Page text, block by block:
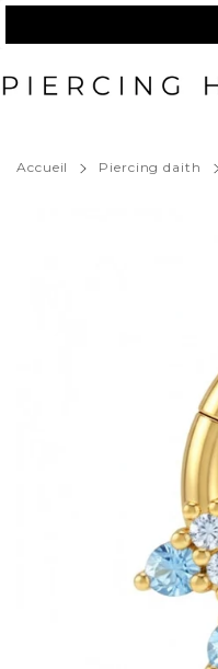
Passer
au
Accueil Piercing daith